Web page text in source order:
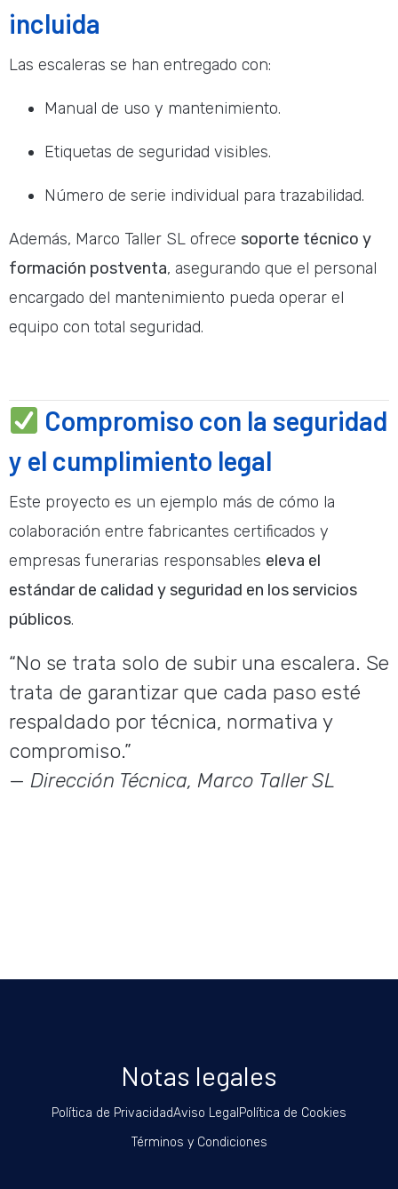
incluida
Las escaleras se han entregado con:
Manual de uso y mantenimiento.
Etiquetas de seguridad visibles.
Número de serie individual para trazabilidad.
Además, Marco Taller SL ofrece soporte técnico y
formación postventa, asegurando que el personal
encargado del mantenimiento pueda operar el
equipo con total seguridad.
Compromiso con la seguridad
y el cumplimiento legal
Este proyecto es un ejemplo más de cómo la
colaboración entre fabricantes certificados y
empresas funerarias responsables eleva el
estándar de calidad y seguridad en los servicios
públicos.
“No se trata solo de subir una escalera. Se
trata de garantizar que cada paso esté
respaldado por técnica, normativa y
compromiso.”
— Dirección Técnica, Marco Taller SL
Notas legales
Política de PrivacidadAviso Legal Política de Cookies
Términos y Condiciones